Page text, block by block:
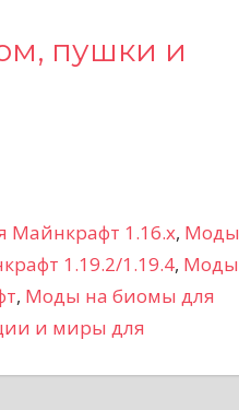
пушки и
Майнкрафт 1.16.x, Моды
1.19.2/1.19.4, Моды
, Моды на биомы для
и миры для